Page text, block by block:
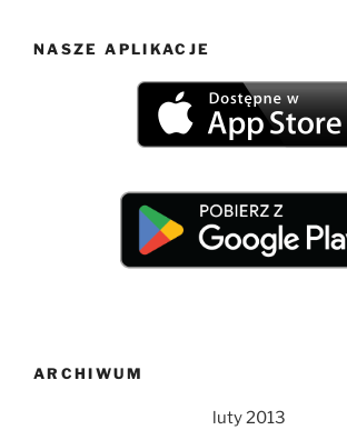
NASZE APLIKACJE
ARCHIWUM
luty 2013